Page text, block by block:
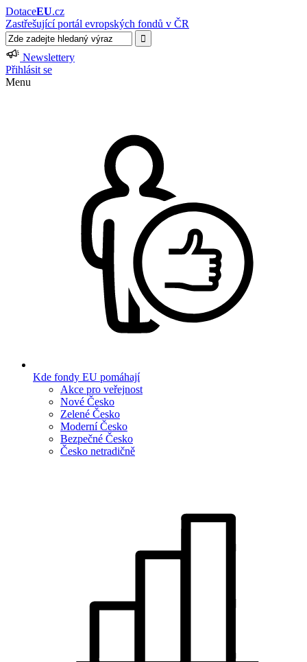
DotaceEU.cz
Zastřešující portál evropských fondů v ČR
Newslettery
Přihlásit se
Menu
Kde fondy EU pomáhají
Akce pro veřejnost
Nové Česko
Zelené Česko
Moderní Česko
Bezpečné Česko
Česko netradičně